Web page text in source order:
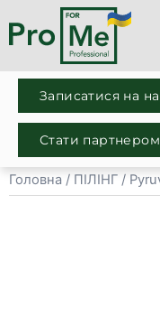
Записатися на
Стати партнером
Головна / ПІЛІНГ /